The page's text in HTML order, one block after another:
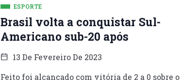
ESPORTE
Brasil volta a conquistar Sul-
Americano sub-20 após
13 De Fevereiro De 2023
Feito foi alcançado com vitória de 2 a 0 sobre o